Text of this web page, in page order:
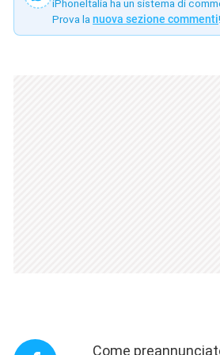
iPhoneItalia ha un sistema di
Prova la nuova sezione commenti!
Come